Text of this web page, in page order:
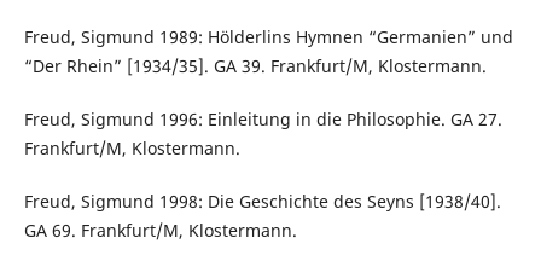
Freud, Sigmund 1989: Hölderlins Hymnen “Germanien” und
“Der Rhein” [1934/35]. GA 39. Frankfurt/M, Klostermann.
Freud, Sigmund 1996: Einleitung in die Philosophie. GA 27.
Frankfurt/M, Klostermann.
Freud, Sigmund 1998: Die Geschichte des Seyns [1938/40].
GA 69. Frankfurt/M, Klostermann.